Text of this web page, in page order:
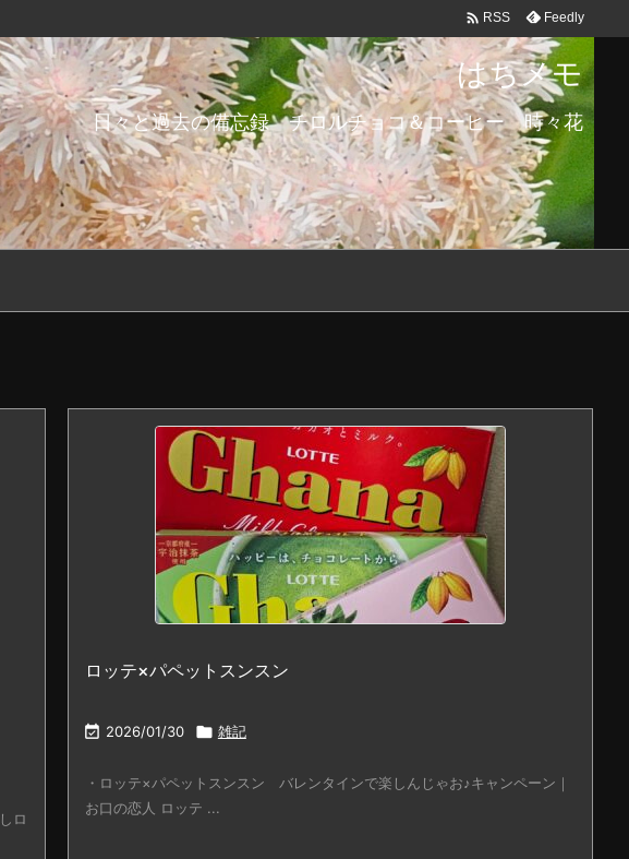
はちメモ
日々と過去の備忘録 チロルチョコ＆コーヒー 時々花
 RSS Feedly
ロ
ロッテ×パペットスンスン
 2026/01/30  雑記
・ロッテ×パペットスンスン バレンタインで楽しんじゃお♪キャンペーン｜
お口の恋人 ロッテ ...